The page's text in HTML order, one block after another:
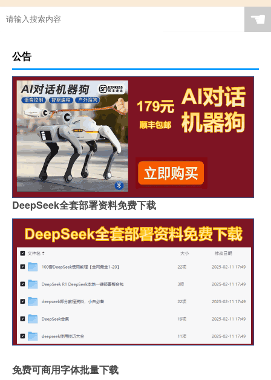
☚
公告
DeepSeek全套部署资料免费下载
免费可商用字体批量下载